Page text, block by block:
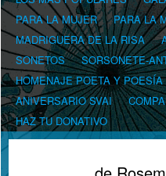
PARA LA MUJER
PARA LA
MADRIGUERA DE LA RISA
SONETOS
SORSONETE-
HOMENAJE POETA Y POESÍA
ANIVERSARIO SVAI
HAZ TU DONATIVO